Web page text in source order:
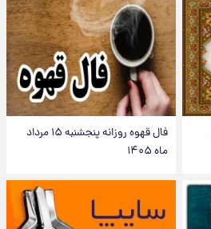
فال قهوه روزانه پنجشنبه ۱۵ مرداد
ماه ۱۴۰۵